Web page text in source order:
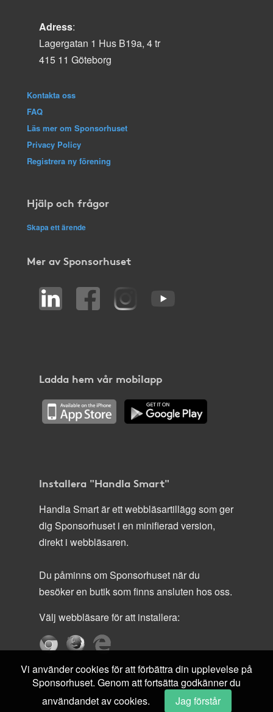
Adress:
Lagergatan 1 Hus B19a, 4 tr
415 11 Göteborg
Kontakta oss
FAQ
Läs mer om Sponsorhuset
Privacy Policy
Registrera ny förening
Hjälp och frågor
Skapa ett ärende
Mer av Sponsorhuset
Ladda hem vår mobilapp
Installera "Handla Smart"
Handla Smart är ett webbläsartillägg som ger
dig Sponsorhuset i en minifierad version,
direkt i webbläsaren.
Du påminns om Sponsorhuset när du
besöker en butik som finns ansluten hos oss.
Välj webbläsare för att installera:
Vi använder cookies för att förbättra din upplevelse på
Sponsorhuset. Genom att fortsätta godkänner du
användandet av cookies.
Jag förstår